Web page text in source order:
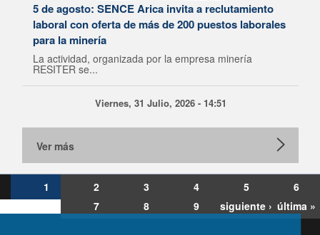
5 de agosto: SENCE Arica invita a reclutamiento
laboral con oferta de más de 200 puestos laborales
para la minería
La actividad, organizada por la empresa minería
RESITER se...
Viernes, 31 Julio, 2026 - 14:51
Ver más
1 2 3 4 5
6
7
8 9 siguiente › última »